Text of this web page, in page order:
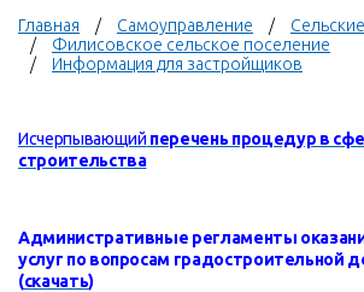
Главная Самоуправление
Филисовское сельское поселение
Информация для застройщиков
Исчерпывающий перечень процедур в
строительства
Административные регламенты
услуг по вопросам градостроительной
(скачать)